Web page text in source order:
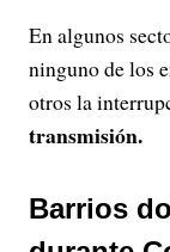
En algunos
ninguno de los
otros la
transmisión.
Barrios